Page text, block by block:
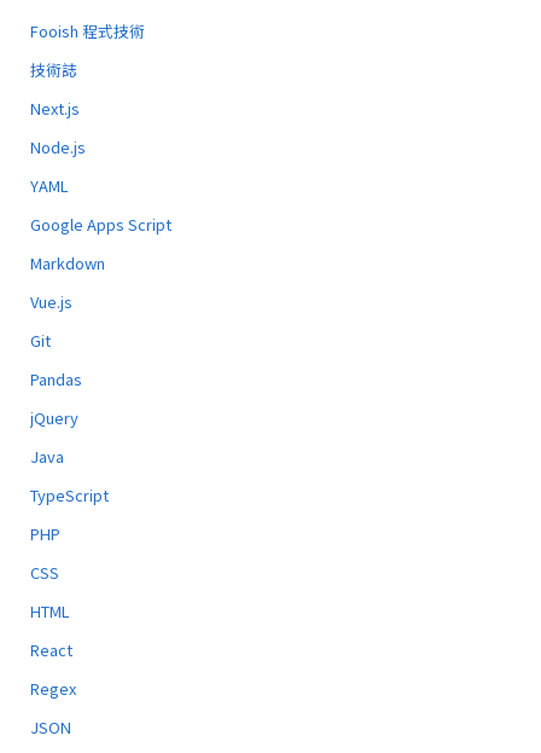
Fooish 程式技術
技術誌
Next.js
Node.js
YAML
Google Apps Script
Markdown
Vue.js
Git
Pandas
jQuery
Java
TypeScript
PHP
CSS
HTML
React
Regex
JSON